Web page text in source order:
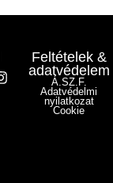
Feltételek &
adatvédelem
Á.SZ.F.
Adatvédelmi
nyilatkozat
Cookie